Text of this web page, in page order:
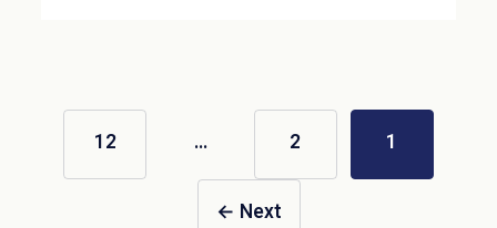
1
2
…
12
Next
←